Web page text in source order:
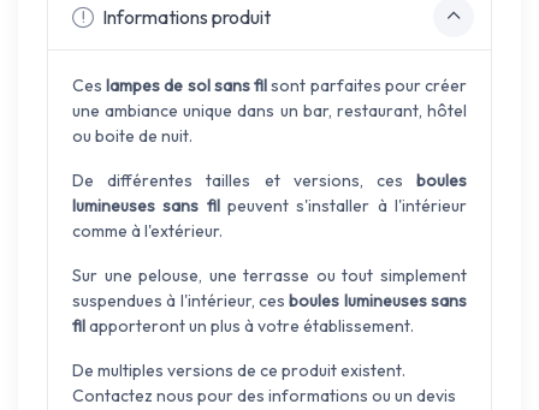
Informations produit
Ceslampes de sol sans filsont parfaites pour créer
une ambiance unique dans un bar, restaurant, hôtel
ou boite de nuit.
De différentes tailles et versions, ces boules
lumineuses sans filpeuvent s'installer à l'intérieur
comme à l'extérieur.
Sur une pelouse, une terrasse ou tout simplement
suspendues à l'intérieur, cesboules lumineuses sans
filapporteront un plus à votre établissement.
De multiples versions de ce produit existent.
Contactez nous pour des informations ou un devis